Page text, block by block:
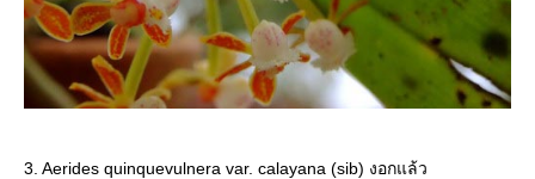
3. Aerides quinquevulnera var. calayana (sib) งอกแล้ว